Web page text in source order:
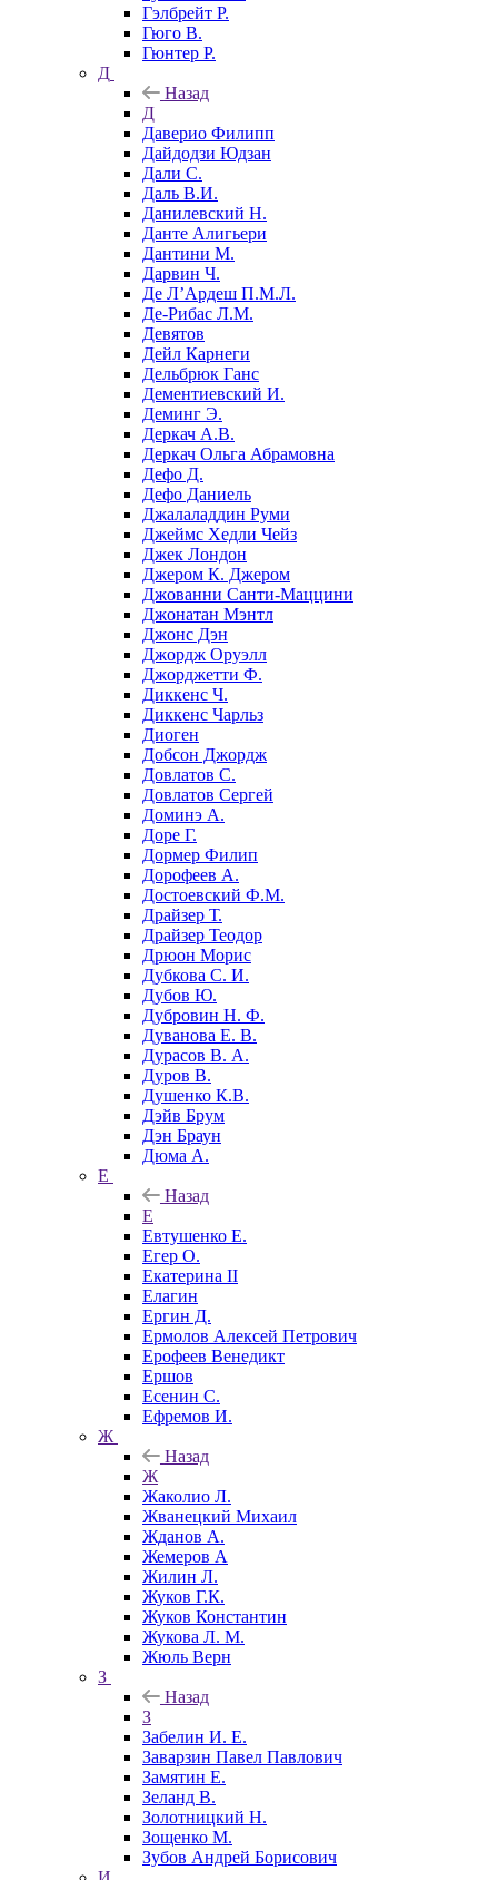
Гэлбрейт Р.
Гюго В.
Гюнтер Р.
Д
Назад
Д
Даверио Филипп
Дайдодзи Юдзан
Дали С.
Даль В.И.
Данилевский Н.
Данте Алигьери
Дантини М.
Дарвин Ч.
Де Л’Ардеш П.М.Л.
Де-Рибас Л.М.
Девятов
Дейл Карнеги
Дельбрюк Ганс
Дементиевский И.
Деминг Э.
Деркач А.В.
Деркач Ольга Абрамовна
Дефо Д.
Дефо Даниель
Джалаладдин Руми
Джеймс Хедли Чейз
Джек Лондон
Джером К. Джером
Джованни Санти-Маццини
Джонатан Мэнтл
Джонс Дэн
Джордж Оруэлл
Джорджетти Ф.
Диккенс Ч.
Диккенс Чарльз
Диоген
Добсон Джордж
Довлатов С.
Довлатов Сергей
Доминэ А.
Доре Г.
Дормер Филип
Дорофеев А.
Достоевский Ф.М.
Драйзер Т.
Драйзер Теодор
Дрюон Морис
Дубкова С. И.
Дубов Ю.
Дубровин Н. Ф.
Дуванова Е. В.
Дурасов В. А.
Дуров В.
Душенко К.В.
Дэйв Брум
Дэн Браун
Дюма А.
Е
Назад
Е
Евтушенко Е.
Егер О.
Екатерина II
Елагин
Ергин Д.
Ермолов Алексей Петрович
Ерофеев Венедикт
Ершов
Есенин С.
Ефремов И.
Ж
Назад
Ж
Жаколио Л.
Жванецкий Михаил
Жданов А.
Жемеров А
Жилин Л.
Жуков Г.К.
Жуков Константин
Жукова Л. М.
Жюль Верн
З
Назад
З
Забелин И. Е.
Заварзин Павел Павлович
Замятин Е.
Зеланд В.
Золотницкий Н.
Зощенко М.
Зубов Андрей Борисович